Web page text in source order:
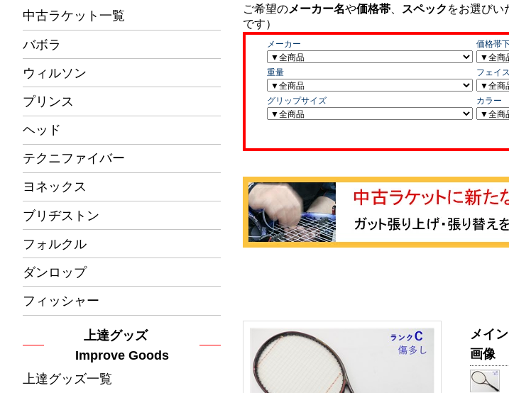
中古ラケット一覧
バボラ
ウィルソン
プリンス
ヘッド
テクニファイバー
ヨネックス
ブリヂストン
フォルクル
ダンロップ
フィッシャー
上達グッズ
Improve Goods
上達グッズ一覧
メイン
画像